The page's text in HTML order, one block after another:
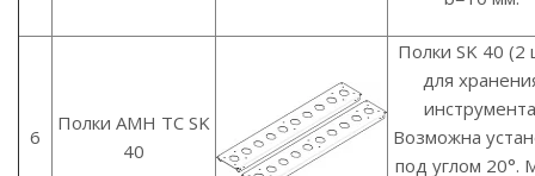
6
Полки AMH TC SK
40
Полки SK 40 (2
для
Возможна
под углом 20°.